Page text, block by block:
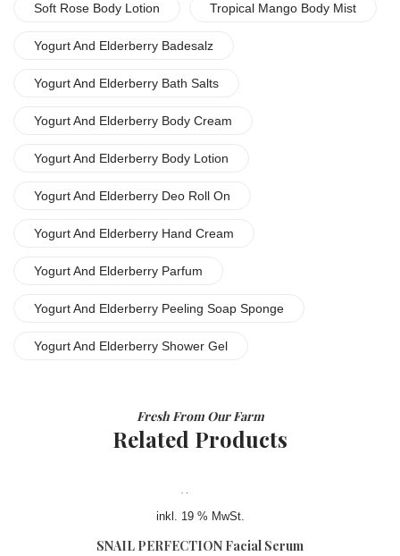
Soft Rose Body Lotion Tropical Mango Body Mist
Yogurt And Elderberry Badesalz
Yogurt And Elderberry Bath Salts
Yogurt And Elderberry Body Cream
Yogurt And Elderberry Body Lotion
Yogurt And Elderberry Deo Roll On
Yogurt And Elderberry Hand Cream
Yogurt And Elderberry Parfum
Yogurt And Elderberry Peeling Soap Sponge
Yogurt And Elderberry Shower Gel
Related Products
Fresh From Our Farm
inkl. 19 % MwSt.
SNAIL PERFECTION Facial Serum